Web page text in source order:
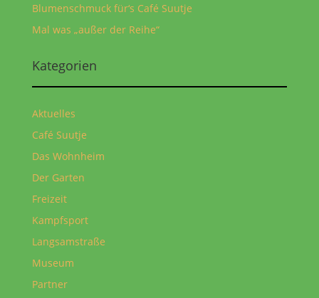
Blumenschmuck für‘s Café Suutje
Mal was „außer der Reihe“
Kategorien
Aktuelles
Café Suutje
Das Wohnheim
Der Garten
Freizeit
Kampfsport
Langsamstraße
Museum
Partner